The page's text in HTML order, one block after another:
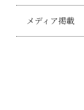
メディア掲載